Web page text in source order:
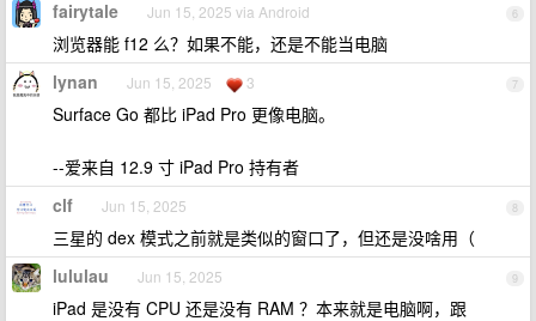
6
fairytale Jun 15, 2025 via Android
浏览器能 f12 么？如果不能，还是不能当电脑
7
lynan Jun 15, 2025 3
Surface Go 都比 iPad Pro 更像电脑。
--爱来自 12.9 寸 iPad Pro 持有者
8
clf Jun 15, 2025
三星的 dex 模式之前就是类似的窗口了，但还是没啥用（
9
lululau Jun 15, 2025
iPad 是没有 CPU 还是没有 RAM ？本来就是电脑啊，跟